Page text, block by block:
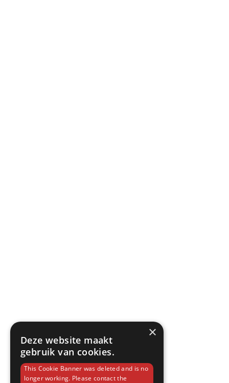
×
Deze website maakt
gebruik van cookies.
This Cookie Banner was deleted and is no
longer working. Please contact the